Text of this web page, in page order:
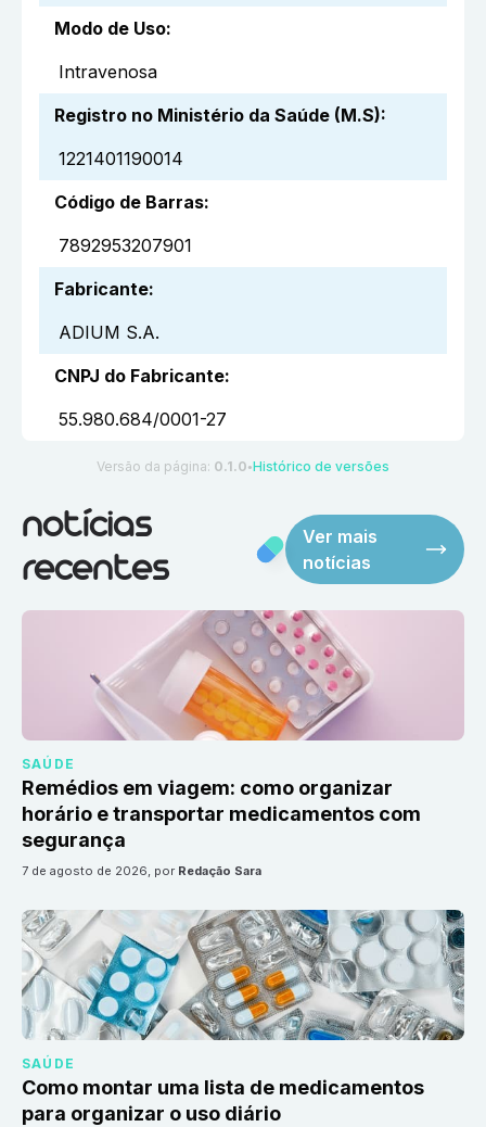
Modo de Uso:
Intravenosa
Registro no Ministério da Saúde (M.S):
1221401190014
Código de Barras:
7892953207901
Fabricante:
ADIUM S.A.
CNPJ do Fabricante:
55.980.684/0001-27
Versão da página: 0.1.0 ●Histórico de versões
notícias
recentes
Ver mais
notícias
SAÚDE
Remédios em viagem: como organizar
horário e transportar medicamentos com
segurança
7 de agosto de 2026, por Redação Sara
SAÚDE
Como montar uma lista de medicamentos
para organizar o uso diário